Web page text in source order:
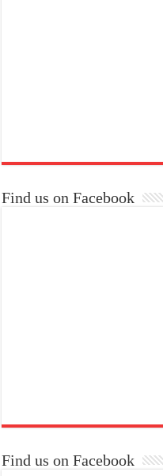
Find us on Facebook
Find us on Facebook